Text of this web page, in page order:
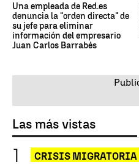
Una empleada de Red.es
denuncia la "orden directa" de
su jefe para eliminar
información del empresario
Juan Carlos Barrabés
Las más vistas
CRISIS MIGRATORIA